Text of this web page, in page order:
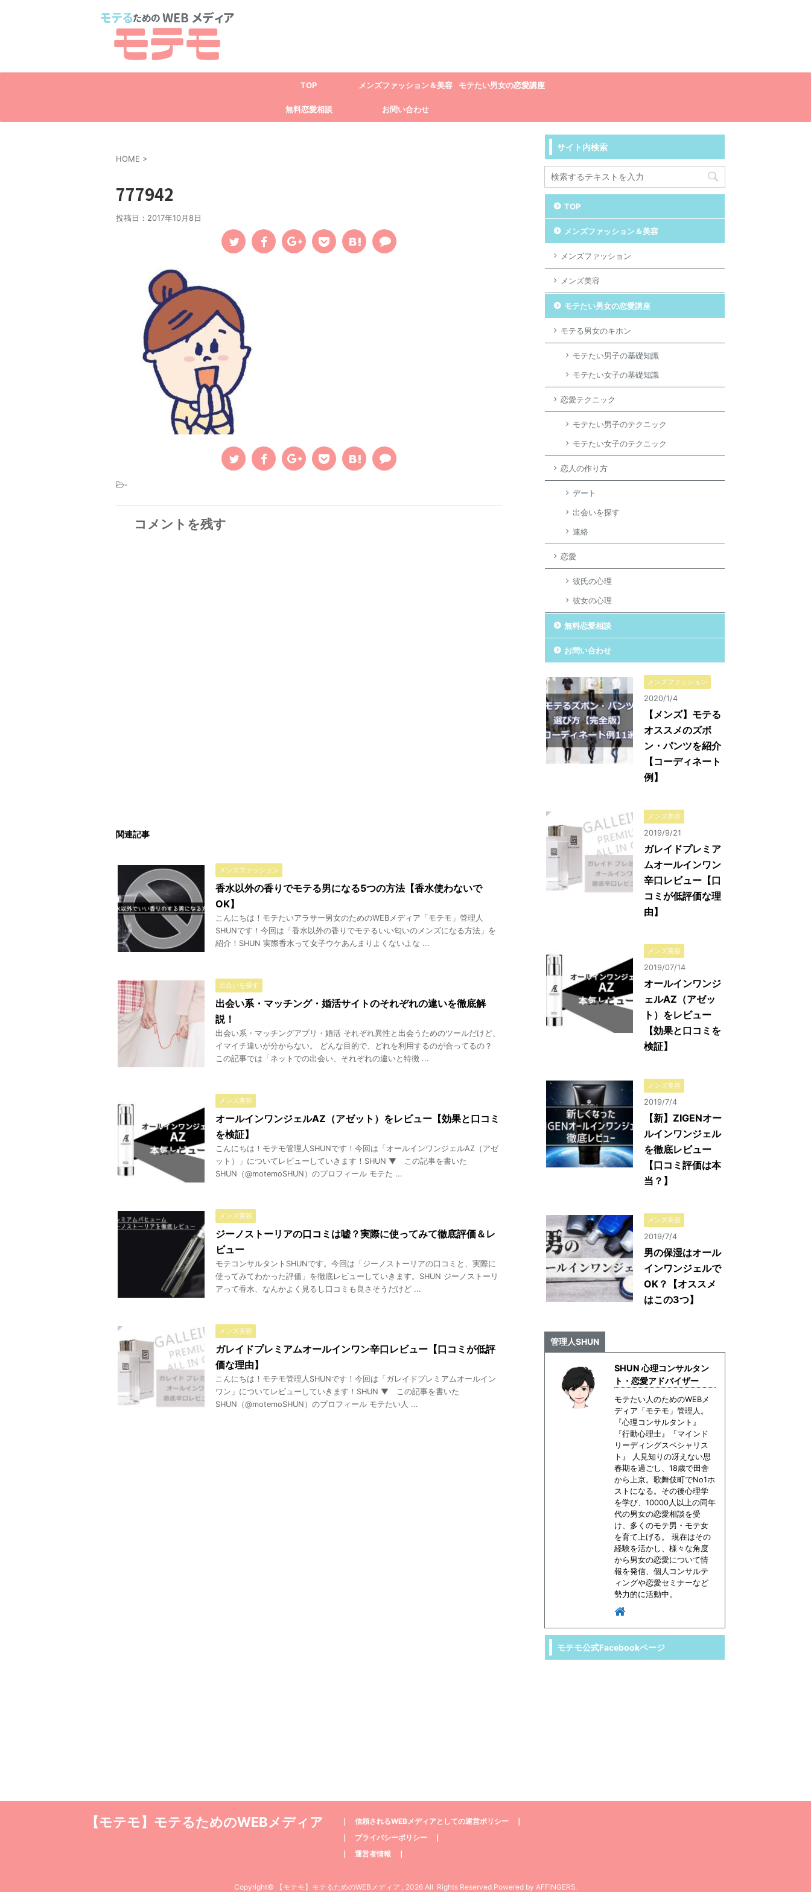
TOP メンズファッション＆美容 モテたい男女の恋愛講座
無料恋愛相談 お問い合わせ
HOME >
777942
投稿日： 2017年10月8日
-
コメントを残す
関連記事
メンズファッション
香水以外の香りでモテる男になる5つの方法【香水使わないで
OK】
こんにちは！モテたいアラサー男女のためのWEBメディア「モテモ」管理人
SHUNです！今回は「香水以外の香りでモテるいい匂いのメンズになる方法」を
紹介！SHUN 実際香水って女子ウケあんまりよくないよな ...
出会いを探す
出会い系・マッチング・婚活サイトのそれぞれの違いを徹底解
説！
出会い系・マッチングアプリ・婚活 それぞれ異性と出会うためのツールだけど、
イマイチ違いが分からない。 どんな目的で、どれを利用するのが合ってるの？
この記事では「ネットでの出会い、それぞれの違いと特徴 ...
メンズ美容
オールインワンジェルAZ（アゼット）をレビュー【効果と口コミ
を検証】
こんにちは！モテモ管理人SHUNです！今回は「オールインワンジェルAZ（アゼ
ット）」についてレビューしていきます！SHUN ▼ この記事を書いた
SHUN（@motemoSHUN）のプロフィール モテた ...
メンズ美容
ジーノストーリアの口コミは嘘？実際に使ってみて徹底評価＆レ
ビュー
モテコンサルタントSHUNです。今回は「ジーノストーリアの口コミと、実際に
使ってみてわかった評価」を徹底レビューしていきます。SHUN ジーノストーリ
アって香水、なんかよく見るし口コミも良さそうだけど ...
メンズ美容
ガレイドプレミアムオールインワン辛口レビュー【口コミが低評
価な理由】
こんにちは！モテモ管理人SHUNです！今回は「ガレイドプレミアムオールイン
ワン」についてレビューしていきます！SHUN ▼ この記事を書いた
SHUN（@motemoSHUN）のプロフィール モテたい人 ...
サイト内検索
TOP
メンズファッション＆美容
メンズファッション
メンズ美容
モテたい男女の恋愛講座
モテる男女のキホン
モテたい男子の基礎知識
モテたい女子の基礎知識
恋愛テクニック
モテたい男子のテクニック
モテたい女子のテクニック
恋人の作り方
デート
出会いを探す
連絡
恋愛
彼氏の心理
彼女の心理
無料恋愛相談
お問い合わせ
メンズファッション
2020/1/4
【メンズ】モテる
オススメのズボ
ン・パンツを紹介
【コーディネート
例】
メンズ美容
2019/9/21
ガレイドプレミア
ムオールインワン
辛口レビュー【口
コミが低評価な理
由】
メンズ美容
2019/07/14
オールインワンジ
ェルAZ（アゼッ
ト）をレビュー
【効果と口コミを
検証】
メンズ美容
2019/7/4
【新】ZIGENオー
ルインワンジェル
を徹底レビュー
【口コミ評価は本
当？】
メンズ美容
2019/7/4
男の保湿はオール
インワンジェルで
OK？【オススメ
はこの3つ】
管理人SHUN
SHUN 心理コンサルタン
ト・恋愛アドバイザー
モテたい人のためのWEBメ
ディア「モテモ」管理人。
『心理コンサルタント』
『行動心理士』『マインド
リーディングスペシャリス
ト』 人見知りの冴えない思
春期を過ごし、18歳で田舎
から上京。歌舞伎町でNo1ホ
ストになる。その後心理学
を学び、10000人以上の同年
代の男女の恋愛相談を受
け、多くのモテ男・モテ女
を育て上げる。 現在はその
経験を活かし、様々な角度
から男女の恋愛について情
報を発信、個人コンサルテ
ィングや恋愛セミナーなど
勢力的に活動中。
モテモ公式Facebookページ
❘ 信頼されるWEBメディアとしての運営ポリシー ❘
❘ プライバシーポリシー ❘
❘ 運営者情報 ❘
【モテモ】モテるためのWEBメディア
Copyright© 【モテモ】モテるためのWEBメディア , 2026 All Rights Reserved Powered by AFFINGER5.